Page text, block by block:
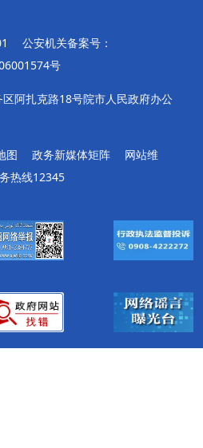
公安机关备案号：
号
阿扎克路18号院市人民政府办公
图 政务新媒体矩阵
网站维
热线12345